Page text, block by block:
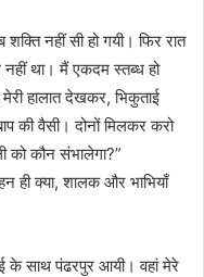
नहीं सी हो गयी। फिर रात
था। मैं एकदम स्तब्ध हो
हालात देखकर, भिकुताई
की वैसी। दोनों मिलकर करो
कौन संभालेगा?”
ही क्या, शालक और भाभियाँ
के साथ पंढरपुर आयी। वहां मेरे